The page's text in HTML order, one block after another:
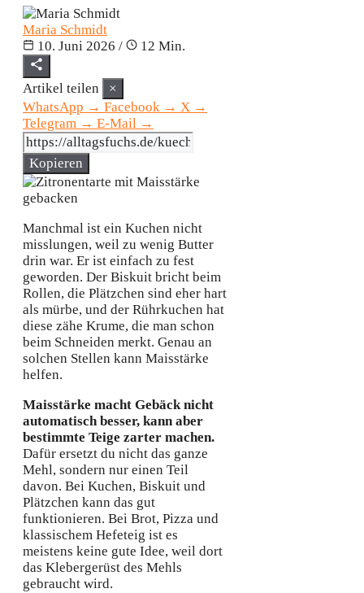
Maria Schmidt
10. Juni 2026 / 12 Min.
Artikel teilen
×
WhatsApp → Facebook → X →
Telegram → E-Mail →
Kopieren
Manchmal ist ein Kuchen nicht
misslungen, weil zu wenig Butter
drin war. Er ist einfach zu fest
geworden. Der Biskuit bricht beim
Rollen, die Plätzchen sind eher hart
als mürbe, und der Rührkuchen hat
diese zähe Krume, die man schon
beim Schneiden merkt. Genau an
solchen Stellen kann Maisstärke
helfen.
Maisstärke macht Gebäck nicht
automatisch besser, kann aber
bestimmte Teige zarter machen.
Dafür ersetzt du nicht das ganze
Mehl, sondern nur einen Teil
davon. Bei Kuchen, Biskuit und
Plätzchen kann das gut
funktionieren. Bei Brot, Pizza und
klassischem Hefeteig ist es
meistens keine gute Idee, weil dort
das Klebergerüst des Mehls
gebraucht wird.